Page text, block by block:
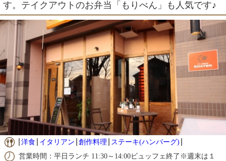
す。テイクアウトのお弁当「もりべん」も人気です♪
洋食 イタリアン 創作料理
ステーキ(ハンバーグ)
営業時間：平日ランチ 11:30～14:00ビュッフェ終了※週末は１